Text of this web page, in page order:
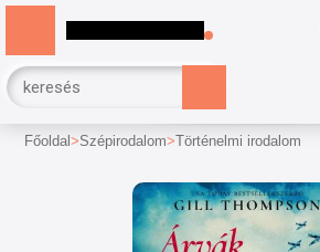
Főoldal Szépirodalom Történelmi irodalom